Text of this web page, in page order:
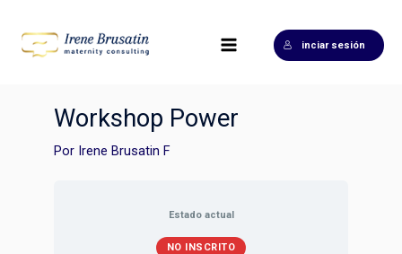
contenido
Menu
inciar sesión
Workshop Power
Por Irene Brusatin F
Estado actual
NO INSCRITO